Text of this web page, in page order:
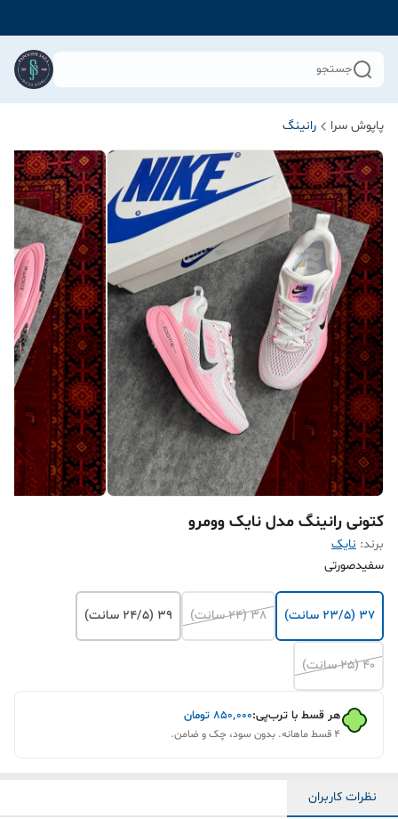
جستجو
پاپوش سرا رانینگ
کتونی رانینگ مدل نایک وومرو
برند: نایک
سفیدصورتی
37 (23/5 سانت) 38 (24 سانت) 39 (24/5 سانت)
40 (25 سانت)
هر قسط با ترب‌پی:۸۵۰٬۰۰۰ تومان
۴ قسط ماهانه. بدون سود، چک و ضامن.
نظرات کاربران